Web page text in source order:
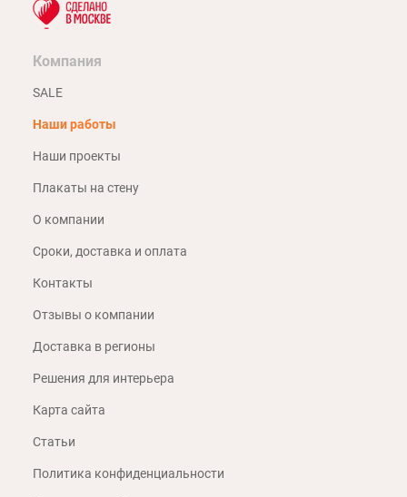
Компания
SALE
Наши работы
Наши проекты
Плакаты на стену
О компании
Сроки, доставка и оплата
Контакты
Отзывы о компании
Доставка в регионы
Решения для интерьера
Карта сайта
Статьи
Политика конфиденциальности